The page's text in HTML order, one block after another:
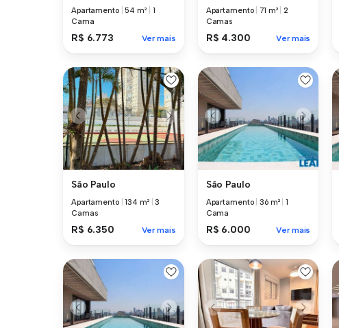
Apartamento |54 m²
1
Cama
R$ 6.773 Ver mais
Apartamento |71 m² |2
Camas
R$ 4.300 Ver mais
São Paulo
Apartamento |134 m² |3
Camas
R$ 6.350 Ver mais
São Paulo
Apartamento |36 m² |1
Cama
R$ 6.000 Ver mais